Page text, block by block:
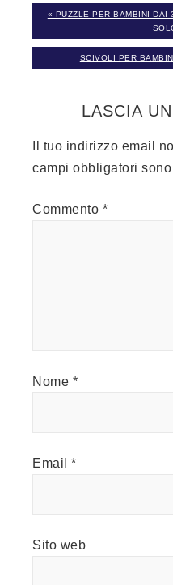
« PUZZLE PER BAMBINI DAI
SCIVOLI PER
LASCIA
Il tuo indirizzo email
campi obbligatori
Commento *
Nome *
Email *
Sito web